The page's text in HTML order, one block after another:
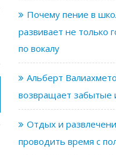
Почему пение в
развивает не только
по вокалу
Альберт
возвращает забытые
Отдых и
проводить время с